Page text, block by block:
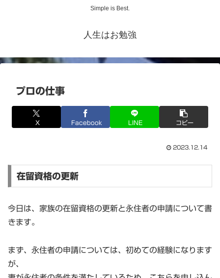
Simple is Best.
人生はお勉強
プロの仕事
X Facebook LINE コピー
2023.12.14
在留資格の更新
今日は、家族の在留資格の更新と永住者の申請について書
きます。
まず、永住者の申請については、初めての経験になります
が、